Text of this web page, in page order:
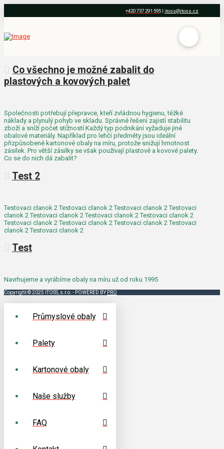
+420 737 291 595| itoss@itoss.cz
Co všechno je možné zabalit do
plastových a kovových palet
Společnosti potřebují přepravce, kteří zvládnou hygienu, těžké
náklady a plynulý pohyb ve skladu. Správné řešení zajistí stabilitu
zboží a sníží počet stížností.Každý typ podnikání vyžaduje jiné
obalové materiály. Například pro lehčí předměty jsou ideální
přizpůsobené kartonové obaly na míru, protože snižují hmotnost
zásilek. Pro větší zásilky se však používají plastové a kovové palety.
Co se do nich dá zabalit?
Test 2
Testovaci clanok 2 Testovaci clanok 2 Testovaci clanok 2 Testovaci
clanok 2 Testovaci clanok 2 Testovaci clanok 2 Testovaci clanok 2
Testovaci clanok 2 Testovaci clanok 2 Testovaci clanok 2 Testovaci
clanok 2 Testovaci clanok 2
Test
Navrhujeme a vyrábíme obaly na míru už od roku 1995
Copyright © 2025 ITOSS, s.r.o. - POWERED BY PRO
Průmyslové obaly
Palety
Kartonové obaly
Naše služby
FAQ